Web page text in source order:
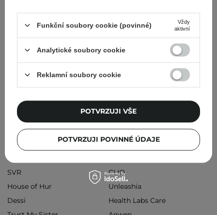
Sprchové gely
Masážní kartáče na tělo
Peeling na vlasy a pokožku hlavy
Kosmetika na černé tečky
Populární značky
Ido Lab
d'Alba
Beauty Of Joseon
The Ordinary
SKIN1004
SVR
CLIO
House of Hur
Unleashia
Dessi
Health Labs Care
Funkční soubory cookie (povinné)
Vždy
aktivní
Analytické soubory cookie
Reklamní soubory cookie
POTVRZUJI POVINNÉ ÚDAJE
POTVRZUJI VŠE